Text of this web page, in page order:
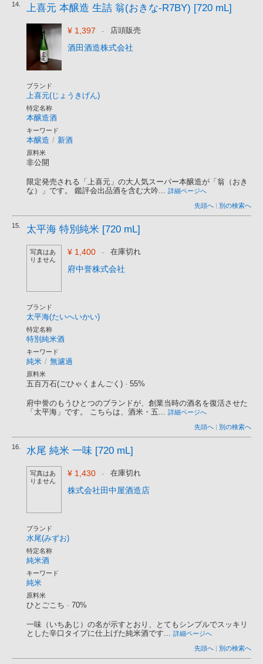
14. 上喜元 本醸造 生詰 翁(おきな-R7BY) [720 mL]
¥ 1,397 - 店頭販売
酒田酒造株式会社
ブランド
上喜元(じょうきげん)
特定名称
本醸造酒
キーワード
本醸造 / 新酒
原料米
非公開
限定発売される「上喜元」の大人気スーパー本醸造が「翁（おき
な）」です。 鑑評会出品酒を含む大吟... 詳細ページへ
先頭へ | 別の検索へ
15. 太平海 特別純米 [720 mL]
写真はあ
りません
¥ 1,400 - 在庫切れ
府中誉株式会社
ブランド
太平海(たいへいかい)
特定名称
特別純米酒
キーワード
純米 / 無濾過
原料米
五百万石(ごひゃくまんごく) - 55%
府中誉のもうひとつのブランドが、創業当時の酒名を復活させた
「太平海」です。 こちらは、酒米・五... 詳細ページへ
先頭へ | 別の検索へ
16. 水尾 純米 一味 [720 mL]
写真はあ
りません
¥ 1,430 - 在庫切れ
株式会社田中屋酒造店
ブランド
水尾(みずお)
特定名称
純米酒
キーワード
純米
原料米
ひとごこち - 70%
一味（いちあじ）の名が示すとおり、とてもシンプルでスッキリ
とした辛口タイプに仕上げた純米酒です... 詳細ページへ
先頭へ | 別の検索へ